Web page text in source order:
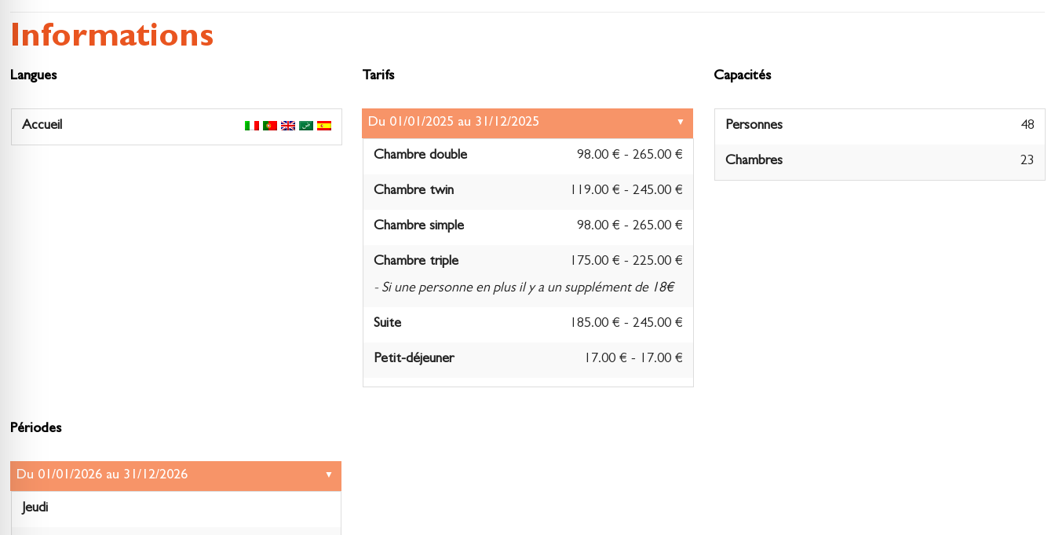
Informations
Langues
Accueil
Tarifs
Chambre double 98.00 € - 265.00 €
Chambre twin 119.00 € - 245.00 €
Chambre simple 98.00 € - 265.00 €
Chambre triple
175.00 € - 225.00 €
- Si une personne en plus il y a un supplément de 18€
Suite 185.00 € - 245.00 €
Petit-déjeuner 17.00 € - 17.00 €
Capacités
Personnes 48
Chambres 23
Périodes
Jeudi